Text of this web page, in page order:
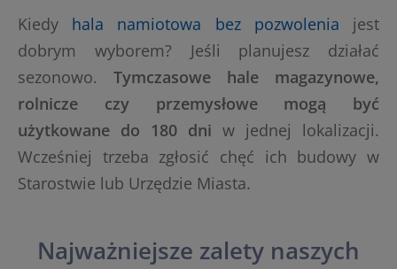
Kiedy hala namiotowa bez pozwolenia jest
dobrym wyborem? Jeśli planujesz działać
sezonowo. Tymczasowe hale magazynowe,
rolnicze czy przemysłowe mogą być
użytkowane do 180 dni w jednej lokalizacji.
Wcześniej trzeba zgłosić chęć ich budowy w
Starostwie lub Urzędzie Miasta.
Najważniejsze zalety naszych